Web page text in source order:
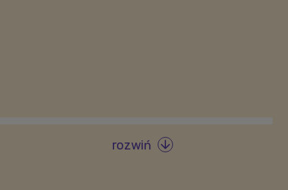
rozwiń 